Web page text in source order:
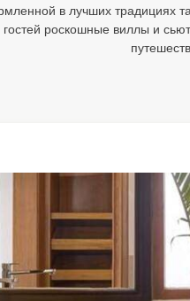
в лучших традициях
роскошные виллы и